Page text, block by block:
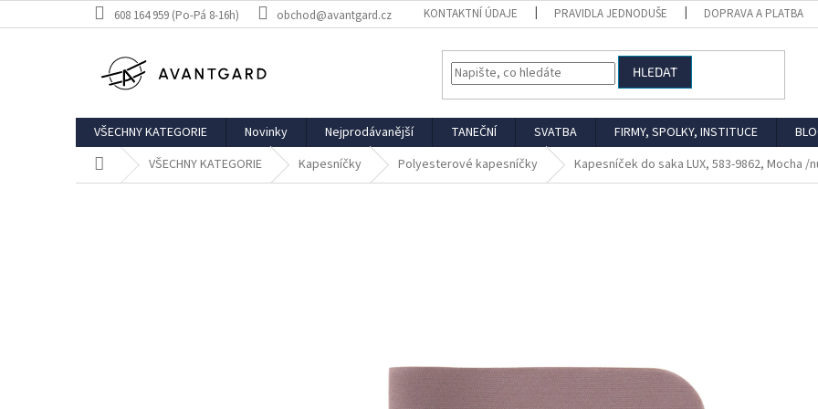
na
608 164 959 (Po-Pá 8-16h) obchod@avantgard.cz KONTAKTNÍ ÚDAJE PRAVIDLA JEDNODUŠE DOPRAVA A PLATBA
HLEDAT
VŠECHNY KATEGORIE Novinky Nejprodávanější TANEČNÍ SVATBA FIRMY, SPOLKY, INSTITUCE
Domů VŠECHNY KATEGORIE Kapesníčky Polyesterové kapesníčky Kapesníček do saka LUX, 583-9862, Mocha /